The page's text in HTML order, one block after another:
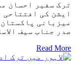
ترک سفیر احسان
ایشن کی افتتاحی
میزبانی
صدر جناب سیف
Read More